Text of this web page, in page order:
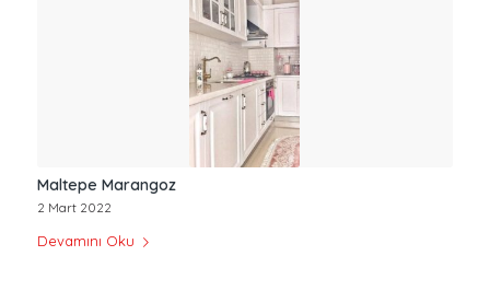
Maltepe Marangoz
2 Mart 2022
Devamını Oku